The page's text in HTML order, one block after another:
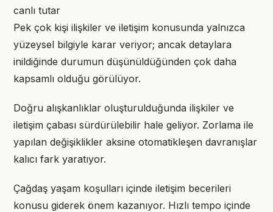
canlı tutar
Pek çok kişi ilişkiler ve iletişim konusunda yalnızca
yüzeysel bilgiyle karar veriyor; ancak detaylara
inildiğinde durumun düşünüldüğünden çok daha
kapsamlı olduğu görülüyor.
Doğru alışkanlıklar oluşturulduğunda ilişkiler ve
iletişim çabası sürdürülebilir hale geliyor. Zorlama ile
yapılan değişiklikler aksine otomatikleşen davranışlar
kalıcı fark yaratıyor.
Çağdaş yaşam koşulları içinde iletişim becerileri
konusu giderek önem kazanıyor. Hızlı tempo içinde